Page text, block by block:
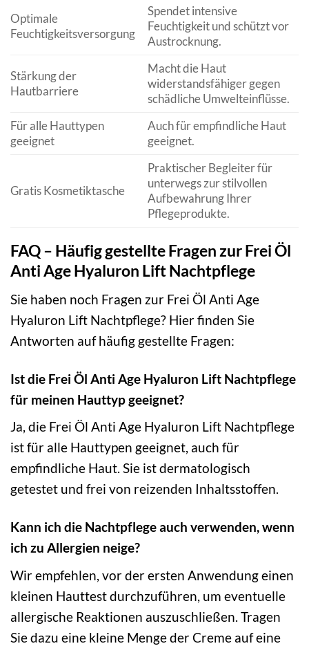
Optimale
Feuchtigkeitsversorgung
Spendet intensive
Feuchtigkeit und schützt vor
Austrocknung.
Stärkung der
Hautbarriere
Macht die Haut
widerstandsfähiger gegen
schädliche Umwelteinflüsse.
Für alle Hauttypen
geeignet
Auch für empfindliche Haut
geeignet.
Gratis Kosmetiktasche
Praktischer Begleiter für
unterwegs zur stilvollen
Aufbewahrung Ihrer
Pflegeprodukte.
FAQ – Häufig gestellte Fragen zur Frei Öl
Anti Age Hyaluron Lift Nachtpflege
Sie haben noch Fragen zur Frei Öl Anti Age
Hyaluron Lift Nachtpflege? Hier finden Sie
Antworten auf häufig gestellte Fragen:
Ist die Frei Öl Anti Age Hyaluron Lift Nachtpflege
für meinen Hauttyp geeignet?
Ja, die Frei Öl Anti Age Hyaluron Lift Nachtpflege
ist für alle Hauttypen geeignet, auch für
empfindliche Haut. Sie ist dermatologisch
getestet und frei von reizenden Inhaltsstoffen.
Kann ich die Nachtpflege auch verwenden, wenn
ich zu Allergien neige?
Wir empfehlen, vor der ersten Anwendung einen
kleinen Hauttest durchzuführen, um eventuelle
allergische Reaktionen auszuschließen. Tragen
Sie dazu eine kleine Menge der Creme auf eine